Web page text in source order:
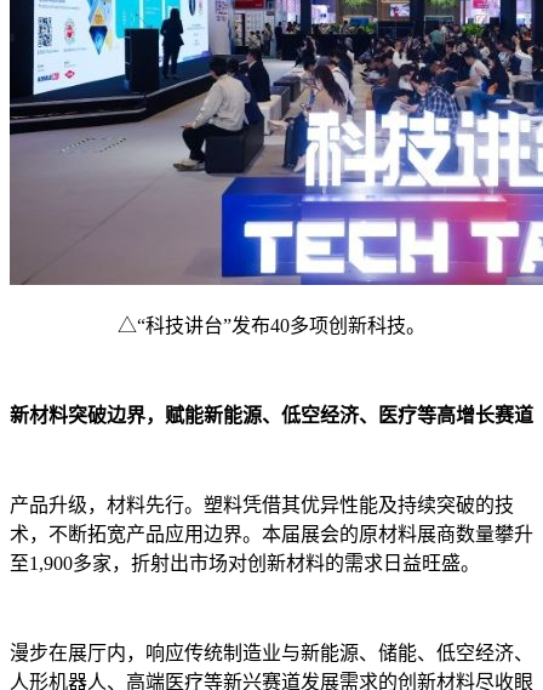
△“科技讲台”发布40多项创新科技。
新材料突破边界，赋能新能源、低空经济、医疗等高增长赛道
产品升级，材料先行。塑料凭借其优异性能及持续突破的技
术，不断拓宽产品应用边界。本届展会的原材料展商数量攀升
至1,900多家，折射出市场对创新材料的需求日益旺盛。
漫步在展厅内，响应传统制造业与新能源、储能、低空经济、
人形机器人、高端医疗等新兴赛道发展需求的创新材料尽收眼